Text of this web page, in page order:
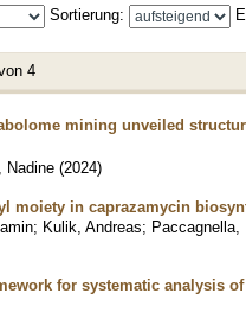
Sortierung:
4
mining unveiled
Nadine (2024)
moiety in caprazamycin
; Kulik, Andreas; Paccagnella,
for systematic analysis